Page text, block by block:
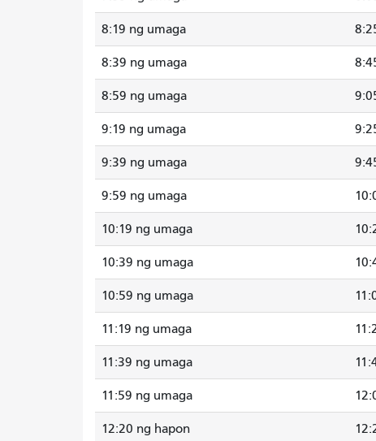
8:19 ng umaga
8:39 ng umaga
8:59 ng umaga
9:19 ng umaga
9:39 ng umaga
9:59 ng umaga
10:19 ng umaga
10:39 ng umaga
10:59 ng umaga
11:19 ng umaga
11:39 ng umaga
11:59 ng umaga
12:20 ng hapon